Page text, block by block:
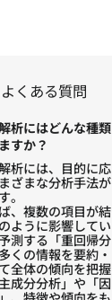
くある質問
析にはどんな種類
すか？
析には、目的に応
ざまな分析手法が
。
、複数の項目が結
ように影響してい
測する「重回帰分
くの情報を要約・
全体の傾向を把握
成分分析」や「因